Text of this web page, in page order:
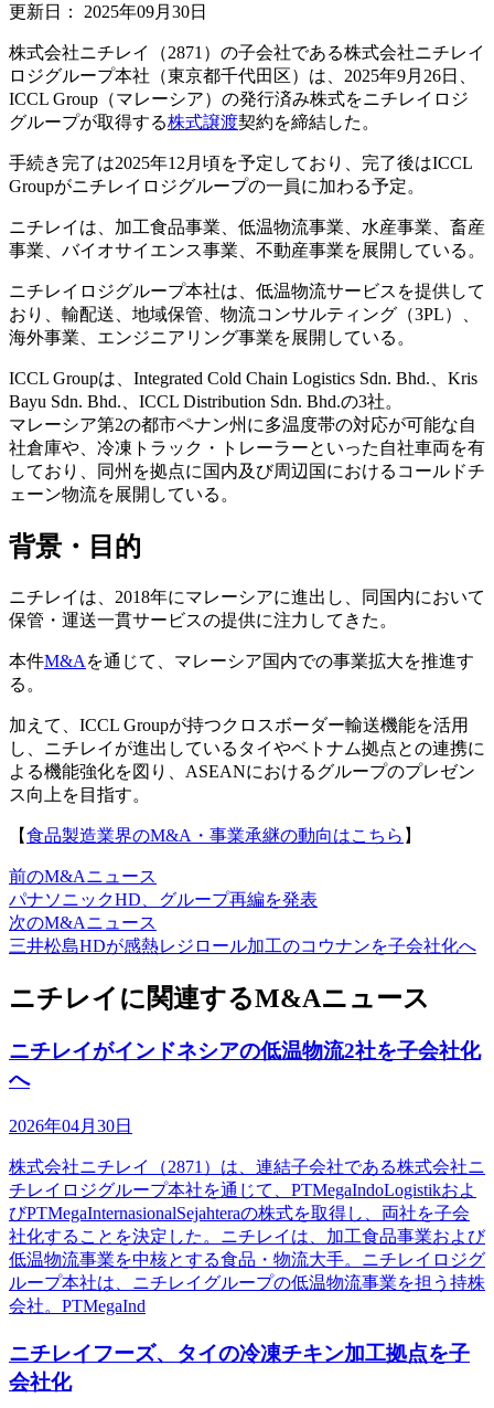
更新日： 2025年09月30日
株式会社ニチレイ（2871）の子会社である株式会社ニチレイ
ロジグループ本社（東京都千代田区）は、2025年9月26日、
ICCL Group（マレーシア）の発行済み株式をニチレイロジ
グループが取得する株式譲渡契約を締結した。
手続き完了は2025年12月頃を予定しており、完了後はICCL
Groupがニチレイロジグループの一員に加わる予定。
ニチレイは、加工食品事業、低温物流事業、水産事業、畜産
事業、バイオサイエンス事業、不動産事業を展開している。
ニチレイロジグループ本社は、低温物流サービスを提供して
おり、輸配送、地域保管、物流コンサルティング（3PL）、
海外事業、エンジニアリング事業を展開している。
ICCL Groupは、Integrated Cold Chain Logistics Sdn. Bhd.、Kris
Bayu Sdn. Bhd.、ICCL Distribution Sdn. Bhd.の3社。
マレーシア第2の都市ペナン州に多温度帯の対応が可能な自
社倉庫や、冷凍トラック・トレーラーといった自社車両を有
しており、同州を拠点に国内及び周辺国におけるコールドチ
ェーン物流を展開している。
背景・目的
ニチレイは、2018年にマレーシアに進出し、同国内において
保管・運送一貫サービスの提供に注力してきた。
本件M&A を通じて、マレーシア国内での事業拡大を推進す
る。
加えて、ICCL Groupが持つクロスボーダー輸送機能を活用
し、ニチレイが進出しているタイやベトナム拠点との連携に
よる機能強化を図り、ASEANにおけるグループのプレゼン
ス向上を目指す。
【食品製造業界のM&A・事業承継の動向はこちら 】
前のM&Aニュース
パナソニックHD、グループ再編を発表
次のM&Aニュース
三井松島HDが感熱レジロール加工のコウナンを子会社化へ
ニチレイに関連するM&Aニュース
ニチレイがインドネシアの低温物流2社を子会社化
へ
2026年04月30日
株式会社ニチレイ（2871）は、連結子会社である株式会社ニ
チレイロジグループ本社を通じて、PTMegaIndoLogistikおよ
びPTMegaInternasionalSejahteraの株式を取得し、両社を子会
社化することを決定した。ニチレイは、加工食品事業および
低温物流事業を中核とする食品・物流大手。ニチレイロジグ
ループ本社は、ニチレイグループの低温物流事業を担う持株
会社。PTMegaInd
ニチレイフーズ、タイの冷凍チキン加工拠点を子
会社化